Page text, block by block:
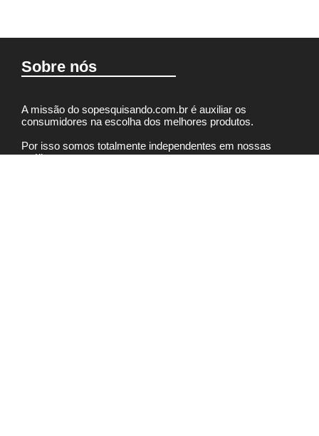
Sobre nós
A missão do sopesquisando.com.br é auxiliar os
consumidores na escolha dos melhores produtos.
Por isso somos totalmente independentes em nossas
análises.